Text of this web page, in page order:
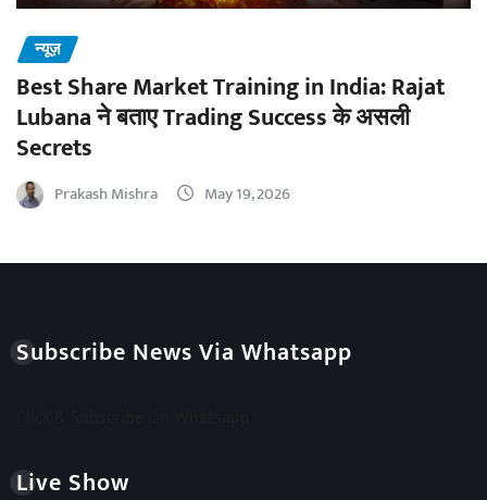
न्यूज़
Best Share Market Training in India: Rajat
Lubana ने बताए Trading Success के असली
Secrets
Prakash Mishra May 19, 2026
Subscribe News Via Whatsapp
Live Show